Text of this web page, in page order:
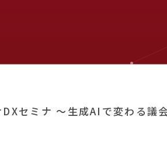
セミナ ～生成AIで変わる議